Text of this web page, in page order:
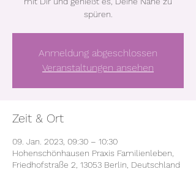
spüren.
Anmeldung abgeschlossen
Veranstaltungen ansehen
Zeit & Ort
09. Jan. 2023, 09:30 – 10:30
Hohenschönhausen Praxis Familienleben,
Friedhofstraße 2, 13053 Berlin, Deutschland